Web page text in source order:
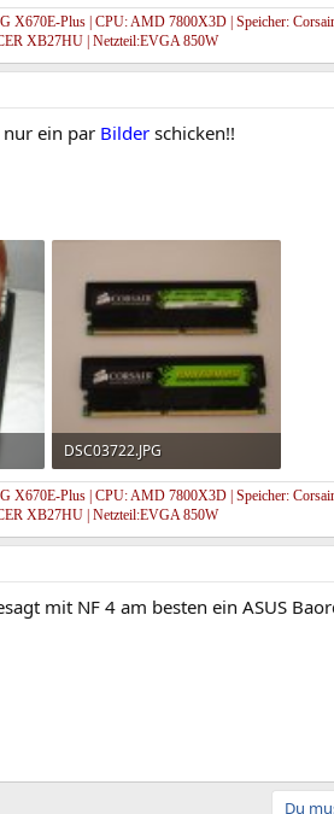
X670E-Plus | CPU: AMD 7800X3D | Speicher:
XB27HU | Netzteil:EVGA 850W
ein par Bilder schicken!!
DSC03722.JPG
119,3 KB · Aufrufe: 173
X670E-Plus | CPU: AMD 7800X3D | Speicher:
XB27HU | Netzteil:EVGA 850W
mit NF 4 am besten ein ASUS
Du